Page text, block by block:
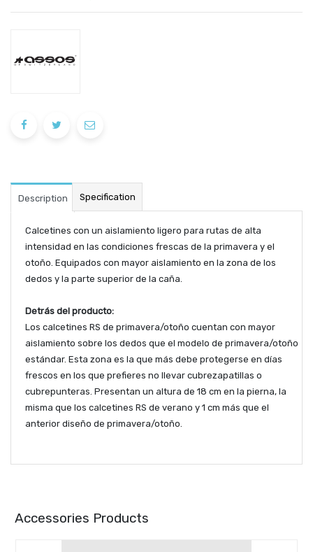
Description Specification
Calcetines con un aislamiento ligero para rutas de alta
intensidad en las condiciones frescas de la primavera y el
otoño. Equipados con mayor aislamiento en la zona de los
dedos y la parte superior de la caña.
Detrás del producto:
Los calcetines RS de primavera/otoño cuentan con mayor
aislamiento sobre los dedos que el modelo de primavera/otoño
estándar. Esta zona es la que más debe protegerse en días
frescos en los que prefieres no llevar cubrezapatillas o
cubrepunteras. Presentan un altura de 18 cm en la pierna, la
misma que los calcetines RS de verano y 1 cm más que el
anterior diseño de primavera/otoño.
Accessories Products